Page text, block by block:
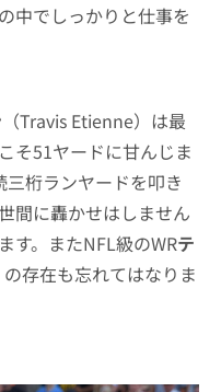
中でしっかりと仕事を
（Travis Etienne）は最
そ51ヤードに甘んじま
桁ランヤードを叩き
間に轟かせはしません
す。またNFL級のWRテ
の存在も忘れてはなりま